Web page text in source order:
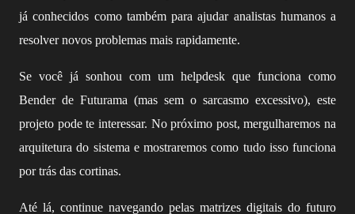
já conhecidos como também para ajudar analistas humanos a
resolver novos problemas mais rapidamente.
Se você já sonhou com um helpdesk que funciona como
Bender de Futurama (mas sem o sarcasmo excessivo), este
projeto pode te interessar. No próximo post, mergulharemos na
arquitetura do sistema e mostraremos como tudo isso funciona
por trás das cortinas.
Até lá, continue navegando pelas matrizes digitais do futuro